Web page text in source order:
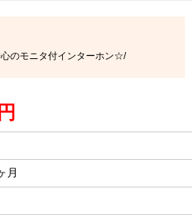
のモニタ付インターホン☆/
月